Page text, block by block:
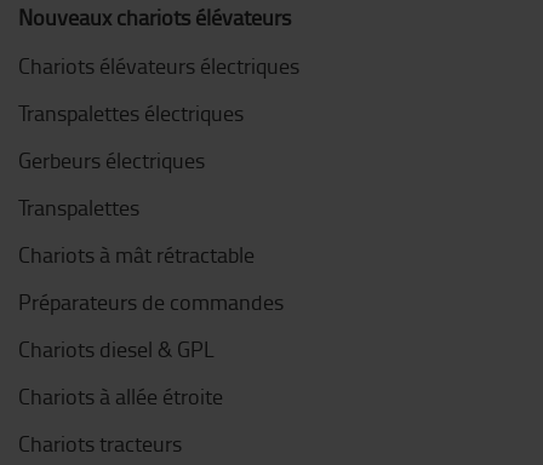
Nouveaux chariots élévateurs
Chariots élévateurs électriques
Transpalettes électriques
Gerbeurs électriques
Transpalettes
Chariots à mât rétractable
Préparateurs de commandes
Chariots diesel & GPL
Chariots à allée étroite
Chariots tracteurs